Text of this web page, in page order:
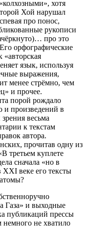
хотя
Хой нарушал
про понос,
рукописи
про это
орфографические
язык, используя
выражения,
менее стрёмно, чем
и прочее.
порой рождало
и произведений в
весьма
к текстам
автора.
прочитав одну из
третьем куплете
сначала «но в
XXI веке его тексты
Газа» и выходные
публикаций прессы
немного не хватило